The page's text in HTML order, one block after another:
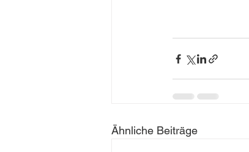
Ähnliche Beiträge